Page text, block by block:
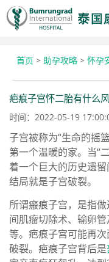
首页 > 助孕攻略 > 怀孕
疤痕子宫怀二胎有什么风
时间：2022-05-19
子宫被称为“生命的摇
第一个温暖的家。当“
着一个巨大的历史遗
结局就是子宫破裂。
所谓瘢痕子宫，是指
间肌瘤切除术、输卵
等。疤痕子宫可能再
破裂。疤痕子宫背后是